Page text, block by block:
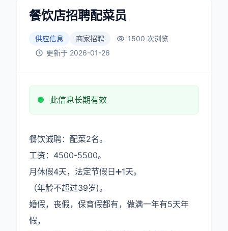
餐饮店招聘配菜员
供应信息 商家招聘
1500 次浏览
更新于 2026-01-26
此信息长期有效
餐饮诚聘：配菜2名。
工资：4500-5500。
月休假4天，法定节假日➕1天。
（年龄不超过39岁)。
婚假，丧假，保育假都有，做满一年有5天年
假，